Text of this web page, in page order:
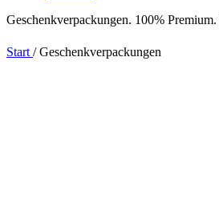
Geschenkverpackungen. 100%
Start / Geschenkverpackungen